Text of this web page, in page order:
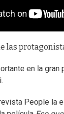
las
en la
People la